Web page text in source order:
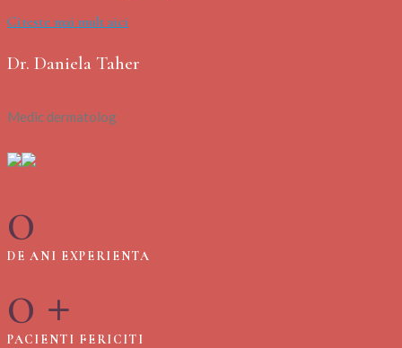
Citeste mai mult aici
Dr. Daniela Taher
Medic dermatolog
0
DE ANI EXPERIENTA
0 +
PACIENTI FERICITI